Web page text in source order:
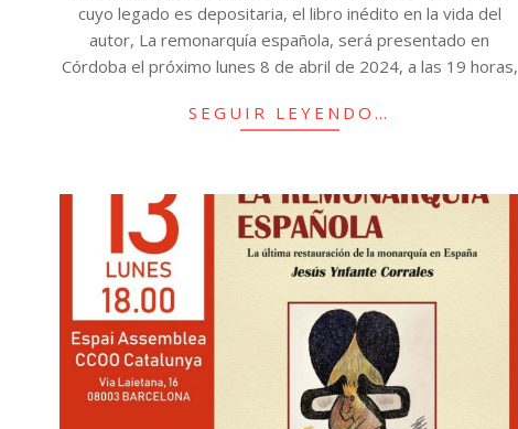
cuyo legado es depositaria, el libro inédito en la vida del
autor, La remonarquía española, será presentado en
Córdoba el próximo lunes 8 de abril de 2024, a las 19 horas,
SEGUIR LEYENDO…